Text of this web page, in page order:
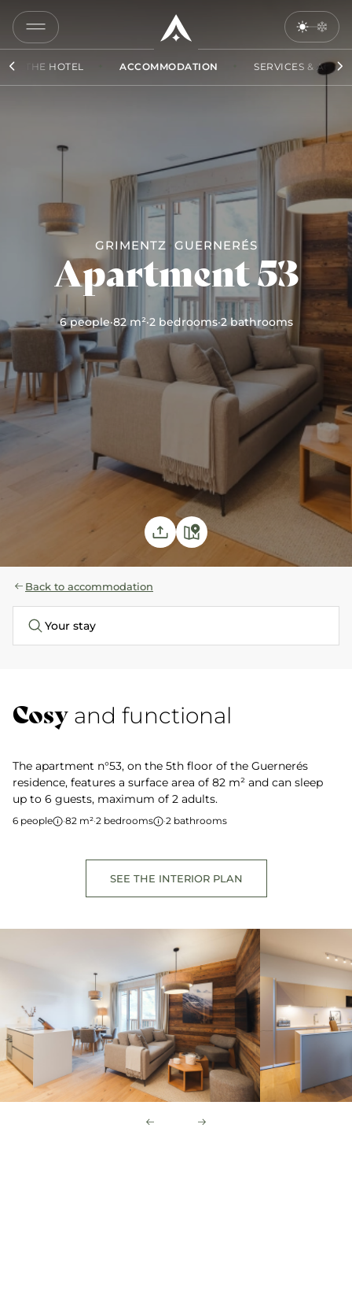
THE HOTEL ACCOMMODATION SERVICES &
GRIMENTZ GUERNERÉS
Apartment 53
6 people·82 m²·2 bedrooms·2 bathrooms
COPY
Back to accommodation
Your stay
Cosy and functional
The apartment n°53, on the 5th floor of the Guernerés
residence, features a surface area of 82 m² and can sleep
up to 6 guests, maximum of 2 adults.
6 people ·82 m²·2 bedrooms ·2 bathrooms
SEE THE INTERIOR PLAN